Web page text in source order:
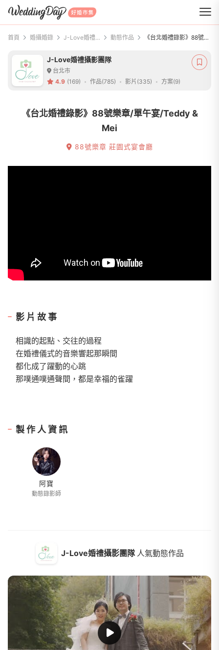
WeddingDay 好婚市集
首頁 婚攝婚錄 J-Love婚禮攝影團隊 動態作品 《台北婚禮錄影》88號樂章/單午宴/Teddy & Mei
J-Love婚禮攝影團隊
台北市
4.9 (169) 作品(785) 影片(335) 方案(9)
《台北婚禮錄影》88號樂章/單午宴/Teddy &
Mei
88號樂章 莊園式宴會廳
影片故事
相識的起點、交往的過程
在婚禮儀式的音樂響起那瞬間
都化成了躍動的心跳
那噗通噗通聲間，都是幸福的雀躍
製作人資訊
阿寶
動態錄影師
J-Love婚禮攝影團隊 人氣動態作品